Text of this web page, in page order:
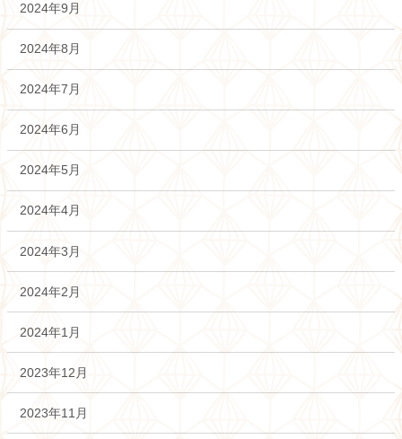
2024年9月
2024年8月
2024年7月
2024年6月
2024年5月
2024年4月
2024年3月
2024年2月
2024年1月
2023年12月
2023年11月